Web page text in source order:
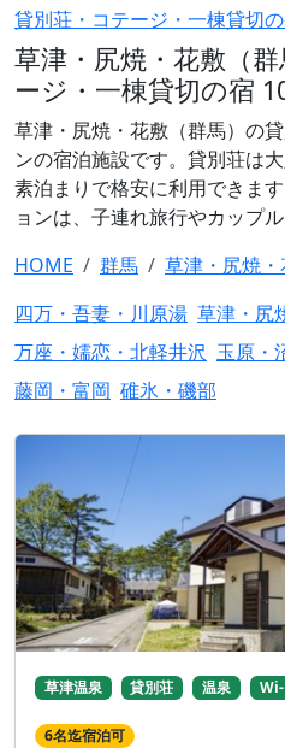
貸別荘・コテージ・一棟貸切
草津・尻焼・花敷（
ージ・一棟貸切の宿
草津・尻焼・花敷（群馬）の
ンの宿泊施設です。貸別荘は
素泊まりで格安に利用できま
ョンは、子連れ旅行やカップ
HOME
群馬
草津・尻焼・
四万・吾妻・川原湯 草津・尻
万座・嬬恋・北軽井沢 玉原・
藤岡・富岡 碓氷・磯部
草津温泉 貸別荘 温泉
6名迄宿泊可